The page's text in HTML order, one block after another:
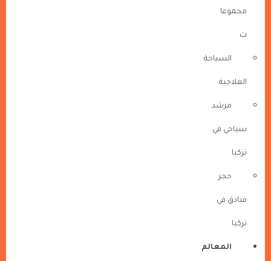
مجموعا
ت
السياحة
العلاجية
مرشد
سياحي في
تركيا
حجز
فنادق في
تركيا
المعالم